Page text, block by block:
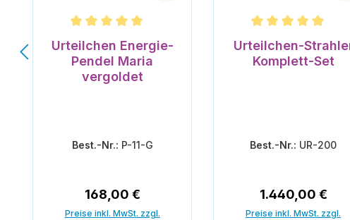
Durchschnittliche Bewertung von 5 von 5 Sternen
Urteilchen Energie-
Pendel Maria
vergoldet
Best.-Nr.: P-11-G
Regulärer Preis:
168,00 €
Preise inkl. MwSt. zzgl.
Durchschnittliche
Urteilchen-
Komplett-Set
Best.-Nr.: UR-200
Regulärer Preis:
1.440,00 €
Preise inkl. MwSt. zzgl.